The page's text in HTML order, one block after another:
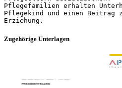
Pflegefamilien erhalten
Pflegekind und einen Beitrag
Zugehörige Unterlagen